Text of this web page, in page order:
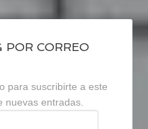
POR CORREO
para suscribirte a este
nuevas entradas.